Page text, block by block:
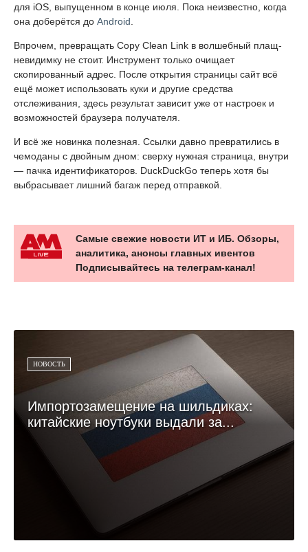
для iOS, выпущенном в конце июля. Пока неизвестно, когда
она доберётся до Android
Впрочем, превращать Copy Clean Link в волшебный плащ-
невидимку не стоит. Инструмент только очищает
скопированный адрес. После открытия страницы сайт всё
ещё может использовать куки и другие средства
отслеживания, здесь результат зависит уже от настроек и
возможностей браузера получателя.
И всё же новинка полезная. Ссылки давно превратились в
чемоданы с двойным дном: сверху нужная страница, внутри
— пачка идентификаторов. DuckDuckGo теперь хотя бы
выбрасывает лишний багаж перед отправкой.
Самые свежие новости ИТ и ИБ. Обзоры,
аналитика, анонсы главных ивентов
Подписывайтесь на телеграм-канал!
НОВОСТЬ
Импортозамещение на шильдиках:
китайские ноутбуки выдали за...